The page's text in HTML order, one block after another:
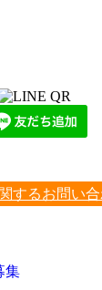
するお問い
集